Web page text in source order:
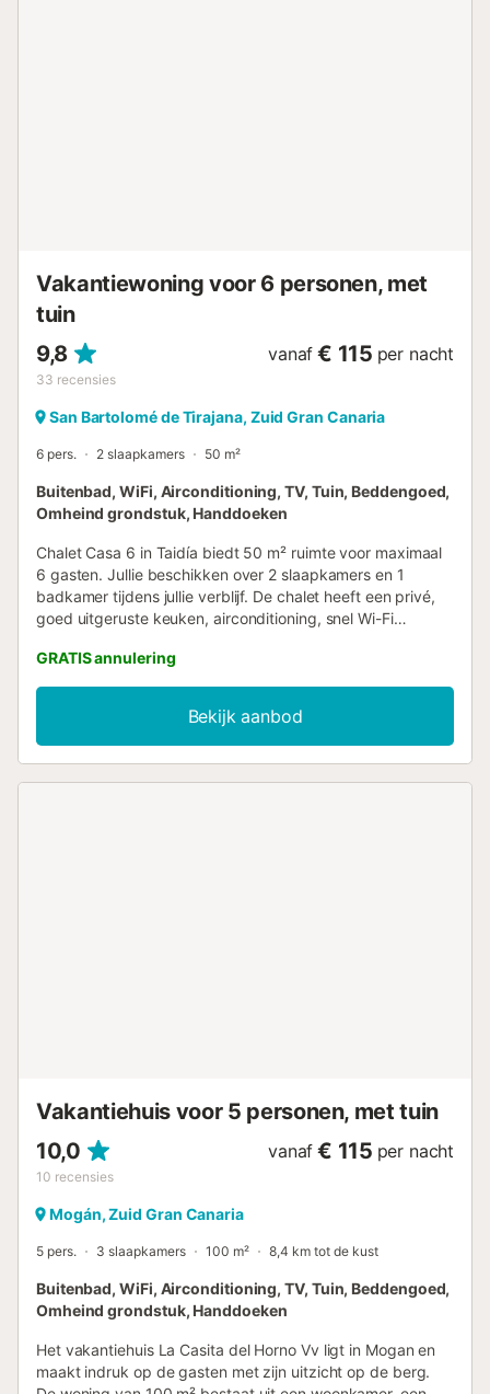
Vakantiewoning voor 6 personen, met
tuin
9,8
33 recensies
vanaf € 115 per nacht
San Bartolomé de Tirajana, Zuid Gran Canaria
6 pers. 2 slaapkamers 50 m²
Buitenbad, WiFi, Airconditioning, TV, Tuin, Beddengoed,
Omheind grondstuk, Handdoeken
Chalet Casa 6 in Taidía biedt 50 m² ruimte voor maximaal
6 gasten. Jullie beschikken over 2 slaapkamers en 1
badkamer tijdens jullie verblijf. De chalet heeft een privé,
goed uitgeruste keuken, airconditioning, snel Wi-Fi
en een privé onoverdekt terras met bergzicht dat exclusief
voor jullie is. Geniet van comfort en een prachtig uitzicht
tijdens jullie verblijf. Ontspan bij het gedeelde verwarmde
buitenzwembad van Palmeral de Taidía in Taidía en geniet
van de gezamenlijke tuin en het open terras. Voor jullie
GRATIS annulering
Bekijk aanbod
Vakantiehuis voor 5 personen, met tuin
10,0
10 recensies
vanaf € 115 per nacht
Mogán, Zuid Gran Canaria
5 pers. 3 slaapkamers 100 m² 8,4 km tot de kust
Buitenbad, WiFi, Airconditioning, TV, Tuin, Beddengoed,
Omheind grondstuk, Handdoeken
Het vakantiehuis La Casita del Horno Vv ligt in Mogan en
maakt indruk op de gasten met zijn uitzicht op de berg.